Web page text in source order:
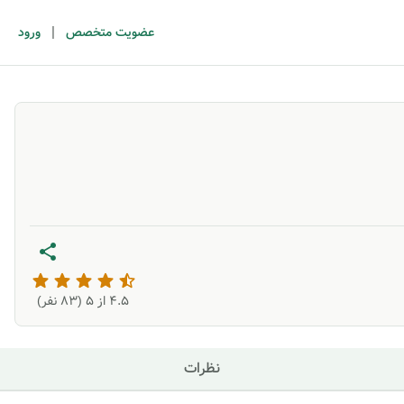
عضویت متخصص | ورود
4.5 از ۵ ( 83 نفر)
نظرات